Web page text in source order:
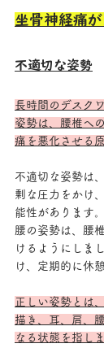
坐骨神経痛
不適切な姿勢
長時間のデスク
姿勢は、腰椎へ
痛を悪化させる
不適切な姿勢は
剰な圧力をかけ
能性があります
腰の姿勢は、腰
けるようにしま
け、定期的に休
正しい姿勢とは
描き、耳、肩、
なる状態を指しま